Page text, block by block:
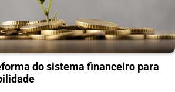
do sistema financeiro para